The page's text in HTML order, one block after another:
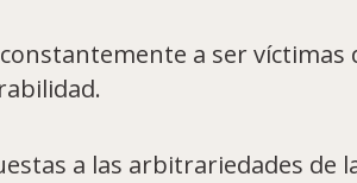
a ser víctimas
a las arbitrariedades de